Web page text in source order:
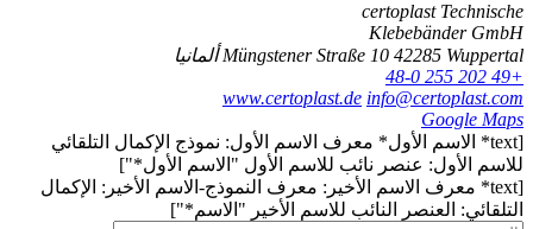
certoplast Technische
Klebebänder GmbH
Müngstener Straße 10 42285 Wuppertal
ألمانيا
+49 202 255 48-0
www.certoplast.de info@certoplast.com
Google Maps
[text* الاسم الأول* معرف الاسم الأول: نموذج الإكمال التلقائي
للاسم الأول: عنصر نائب للاسم الأول "الاسم الأول*"]
[text* معرف الاسم الأخير: معرف النموذج-الاسم الأخير: الإكمال
التلقائي: العنصر النائب للاسم الأخير "الاسم*"]